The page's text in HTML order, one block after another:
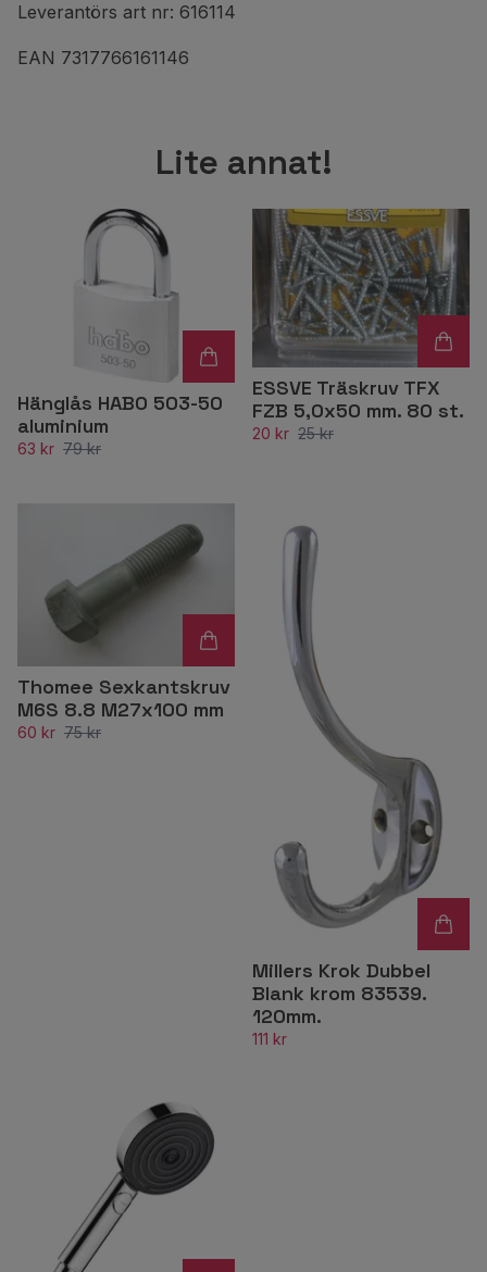
Leverantörs art nr: 616114
EAN 7317766161146
Lite annat!
Hänglås HABO 503-50
aluminium
63 kr 79 kr
ESSVE Träskruv TFX
FZB 5,0x50 mm. 80 st.
20 kr 25 kr
Thomee Sexkantskruv
M6S 8.8 M27x100 mm
60 kr 75 kr
Millers Krok Dubbel
Blank krom 83539.
120mm.
111 kr